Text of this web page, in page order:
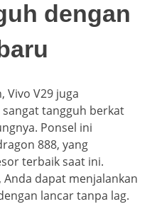
dengan
Vivo V29 juga
tangguh berkat
Ponsel ini
888, yang
terbaik saat ini.
Anda dapat menjalankan
lancar tanpa lag.